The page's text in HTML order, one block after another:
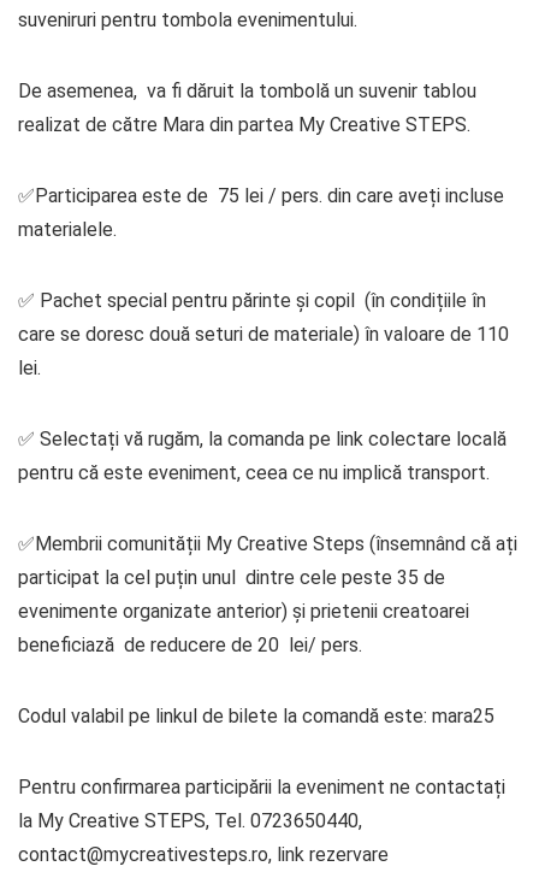
suveniruri pentru tombola evenimentului.
De asemenea, va fi dăruit la tombolă un suvenir tablou
realizat de către Mara din partea My Creative STEPS.
✅Participarea este de 75 lei / pers. din care aveți incluse
materialele.
✅ Pachet special pentru părinte și copil (în condițiile în
care se doresc două seturi de materiale) în valoare de 110
lei.
✅ Selectați vă rugăm, la comanda pe link colectare locală
pentru că este eveniment, ceea ce nu implică transport.
✅Membrii comunității My Creative Steps (însemnând că ați
participat la cel puțin unul dintre cele peste 35 de
evenimente organizate anterior) și prietenii creatoarei
beneficiază de reducere de 20 lei/ pers.
Codul valabil pe linkul de bilete la comandă este: mara25
Pentru confirmarea participării la eveniment ne contactați
la My Creative STEPS, Tel. 0723650440,
contact@mycreativesteps.ro, link rezervare